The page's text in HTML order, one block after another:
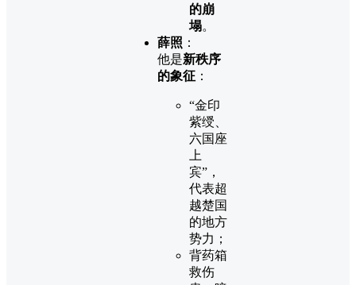
的崩
塌。
薛照 ：
他是新秩序
的象征 ：
“金印
紫绶、
六国座
上
宾”，
代表超
越楚国
的地方
势力；
背药箱
救伤